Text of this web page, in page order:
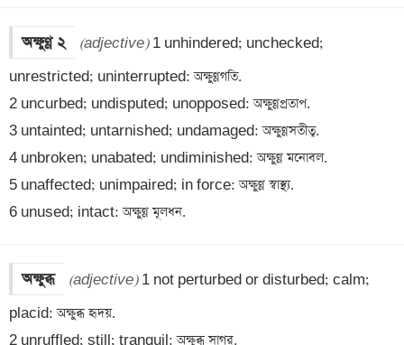
অক্ষুণ্ণ ২ (adjective) 1 unhindered; unchecked;
unrestricted; uninterrupted: অক্ষুণ্ণগতি.
2 uncurbed; undisputed; unopposed: অক্ষুণ্ণপ্রতাপ.
3 untainted; untarnished; undamaged: অক্ষুণ্ণসতীত্ব.
4 unbroken; unabated; undiminished: অক্ষুণ্ণ মনোবল.
5 unaffected; unimpaired; in force: অক্ষুণ্ণ স্বাস্থ্য.
6 unused; intact: অক্ষুণ্ণ মূলধন.
অক্ষুব্ধ (adjective) 1 not perturbed or disturbed; calm;
placid: অক্ষুব্ধ হৃদয়.